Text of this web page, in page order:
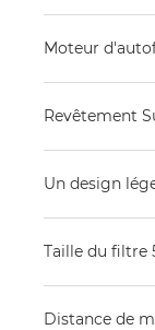
Moteur
Revêtement
Un design
Taille du filtre
Distance de